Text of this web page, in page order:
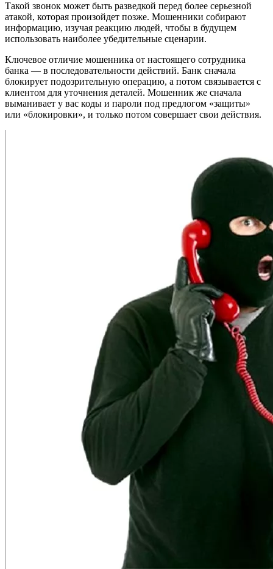
Такой звонок может быть разведкой перед более серьезной
атакой, которая произойдет позже. Мошенники собирают
информацию, изучая реакцию людей, чтобы в будущем
использовать наиболее убедительные сценарии.
Ключевое отличие мошенника от настоящего сотрудника
банка — в последовательности действий. Банк сначала
блокирует подозрительную операцию, а потом связывается с
клиентом для уточнения деталей. Мошенник же сначала
выманивает у вас коды и пароли под предлогом «защиты»
или «блокировки», и только потом совершает свои действия.